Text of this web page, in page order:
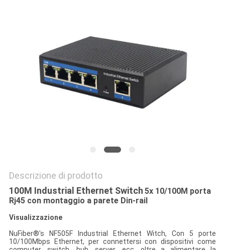
POLITICA
SULLA
Descrizione di prodotto
100M Industrial Ethernet Switch 5x 10/100M porta
Rj45 con montaggio a parete Din-rail
Visualizzazione
NuFiber®'s NF505F Industrial Ethernet Witch, Con 5 porte
10/100Mbps Ethernet, per connettersi con dispositivi come